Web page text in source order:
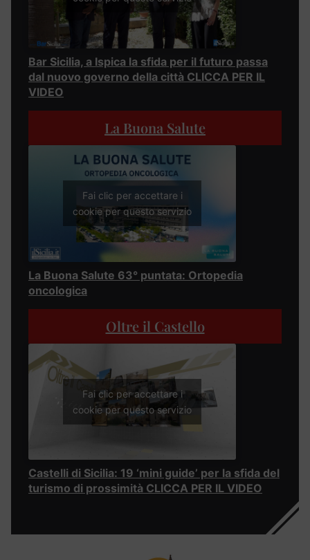
Bar Sicilia, a Ispica la sfida per il futuro passa
dal nuovo governo della città CLICCA PER IL
VIDEO
La Buona Salute
Fai clic per accettare i
cookie per questo servizio
La Buona Salute 63° puntata: Ortopedia
oncologica
Oltre il Castello
Fai clic per accettare i
cookie per questo servizio
Castelli di Sicilia: 19 ‘mini guide’ per la sfida del
turismo di prossimità CLICCA PER IL VIDEO